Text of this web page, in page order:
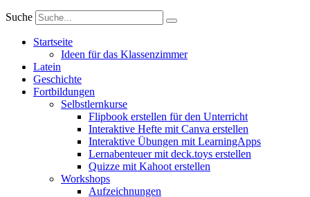
Suche
Startseite
Ideen für das Klassenzimmer
Latein
Geschichte
Fortbildungen
Selbstlernkurse
Flipbook erstellen für den Unterricht
Interaktive Hefte mit Canva erstellen
Interaktive Übungen mit LearningApps
Lernabenteuer mit deck.toys erstellen
Quizze mit Kahoot erstellen
Workshops
Aufzeichnungen